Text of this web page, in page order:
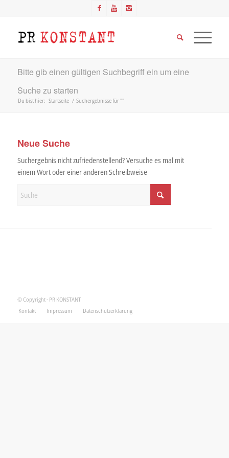
Bitte gib einen gültigen Suchbegriff ein um eine
Suche zu starten
Du bist hier: Startseite / Suchergebnisse für ""
Neue Suche
Suchergebnis nicht zufriedenstellend? Versuche es mal mit
einem Wort oder einer anderen Schreibweise
© Copyright - PR KONSTANT
Kontakt
Impressum Datenschutzerklärung